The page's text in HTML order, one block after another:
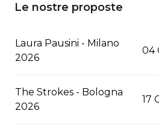
Le nostre proposte
Laura Pausini - Milano
2026
04
The Strokes - Bologna
2026
17